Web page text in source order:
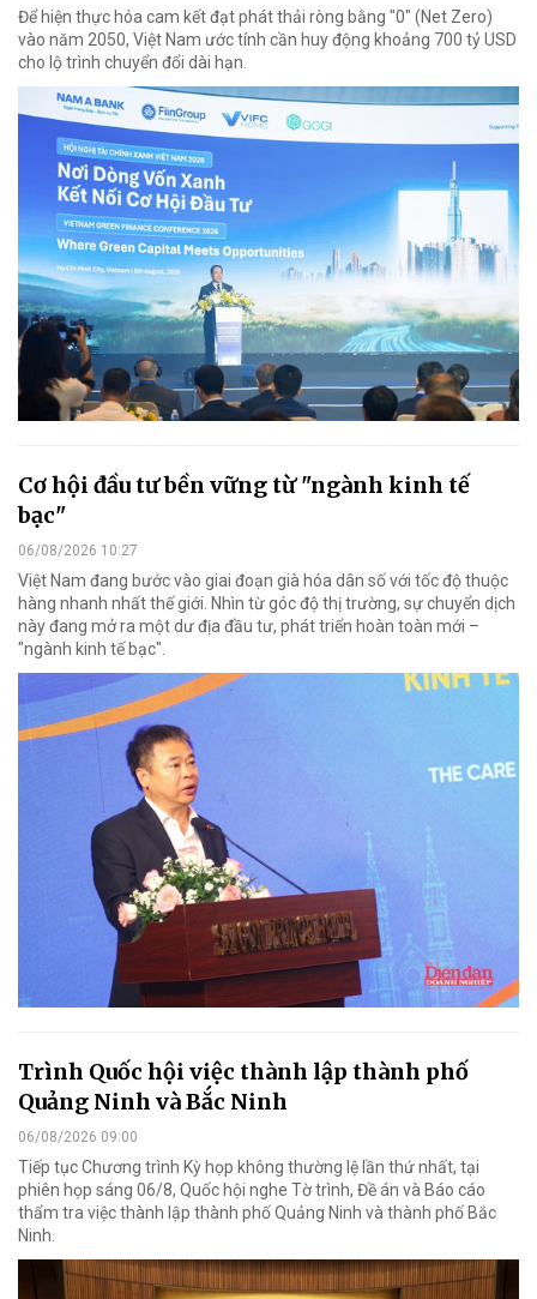
Để hiện thực hóa cam kết đạt phát thải ròng bằng "0" (Net Zero)
vào năm 2050, Việt Nam ước tính cần huy động khoảng 700 tỷ USD
cho lộ trình chuyển đổi dài hạn.
Cơ hội đầu tư bền vững từ "ngành kinh tế
bạc"
06/08/2026 10:27
Việt Nam đang bước vào giai đoạn già hóa dân số với tốc độ thuộc
hàng nhanh nhất thế giới. Nhìn từ góc độ thị trường, sự chuyển dịch
này đang mở ra một dư địa đầu tư, phát triển hoàn toàn mới –
"ngành kinh tế bạc".
Trình Quốc hội việc thành lập thành phố
Quảng Ninh và Bắc Ninh
06/08/2026 09:00
Tiếp tục Chương trình Kỳ họp không thường lệ lần thứ nhất, tại
phiên họp sáng 06/8, Quốc hội nghe Tờ trình, Đề án và Báo cáo
thẩm tra việc thành lập thành phố Quảng Ninh và thành phố Bắc
Ninh.